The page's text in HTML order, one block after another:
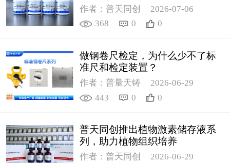
作者：普天同创
2026-07-06
368
0 0
做钢卷尺检定，为什么少不了标
准尺和检定装置？
作者：普量天铸
2026-06-29
443
0 0
普天同创推出植物激素储存液系
列，助力植物组织培养
作者：普天同创
2026-06-29